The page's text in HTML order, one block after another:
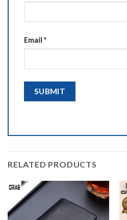
Email *
RELATED PRODUCTS